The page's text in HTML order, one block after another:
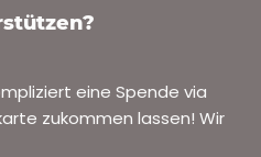
eine Spende via
zukommen lassen! Wir